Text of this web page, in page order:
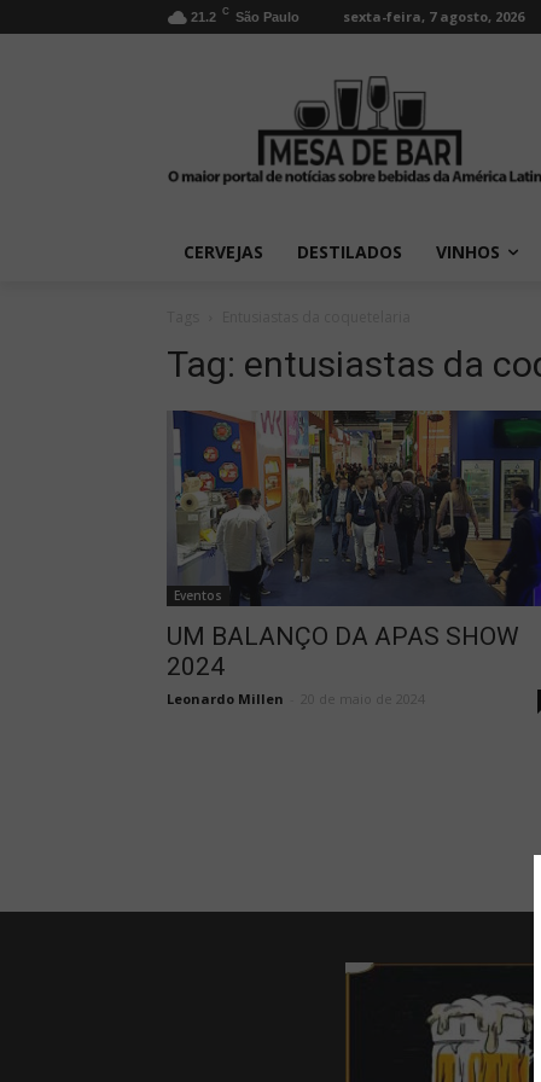
21.2 C São Paulo sexta-feira, 7 agosto, 2026
CERVEJAS DESTILADOS VINHOS
Tag: entusiastas da
Eventos
UM BALANÇO DA APAS SHOW
2024
Leonardo Millen 20 de maio de 2024